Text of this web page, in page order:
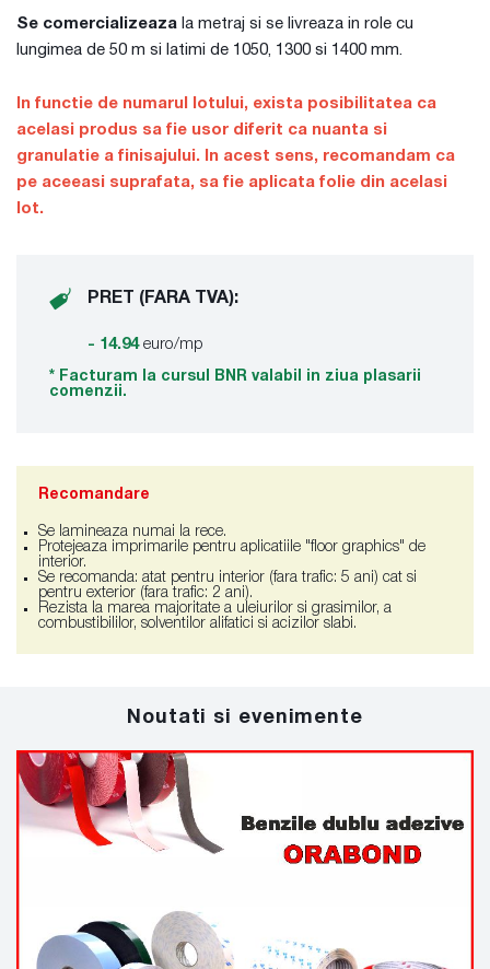
Se comercializeaza la metraj si se livreaza in role cu
lungimea de 50 m si latimi de 1050, 1300 si 1400 mm.
In functie de numarul lotului, exista posibilitatea ca
acelasi produs sa fie usor diferit ca nuanta si
granulatie a finisajului. In acest sens, recomandam ca
pe aceeasi suprafata, sa fie aplicata folie din acelasi
lot.
PRET (FARA TVA):
- 14.94euro/mp
* Facturam la cursul BNR valabil in ziua plasarii
comenzii.
Recomandare
Se lamineaza numai la rece.
Protejeaza imprimarile pentru aplicatiile "floor graphics" de
interior.
Se recomanda: atat pentru interior (fara trafic: 5 ani) cat si
pentru exterior (fara trafic: 2 ani).
Rezista la marea majoritate a uleiurilor si grasimilor, a
combustibililor, solventilor alifatici si acizilor slabi.
Noutati si evenimente